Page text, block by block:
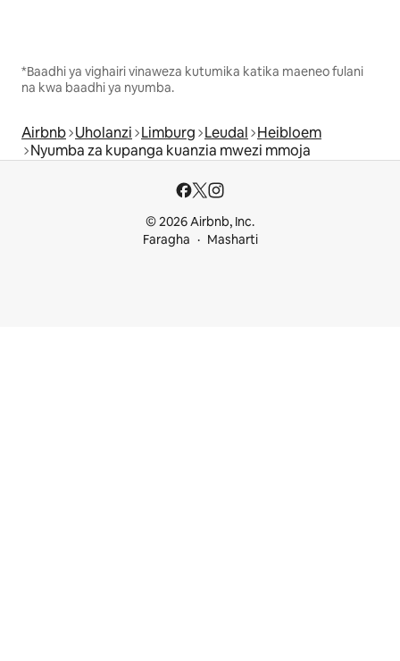
*Baadhi ya vighairi vinaweza kutumika katika maeneo fulani
na kwa baadhi ya nyumba.
Airbnb Uholanzi Limburg Leudal Heibloem
Nyumba za kupanga kuanzia mwezi mmoja
© 2026 Airbnb, Inc.
Faragha
Masharti